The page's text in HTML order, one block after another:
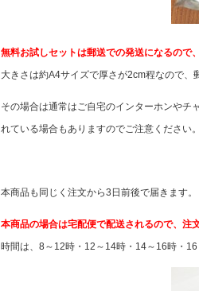
無料お試しセットは郵送での発送になるので
大きさは約A4サイズで厚さが2cm程なので、
その場合は通常はご自宅のインターホンやチ
れている場合もありますのでご注意ください。
本商品も同じく注文から3日前後で届きます。
本商品の場合は宅配便で配送されるので、注
時間は、8～12時・12～14時・14～16時・